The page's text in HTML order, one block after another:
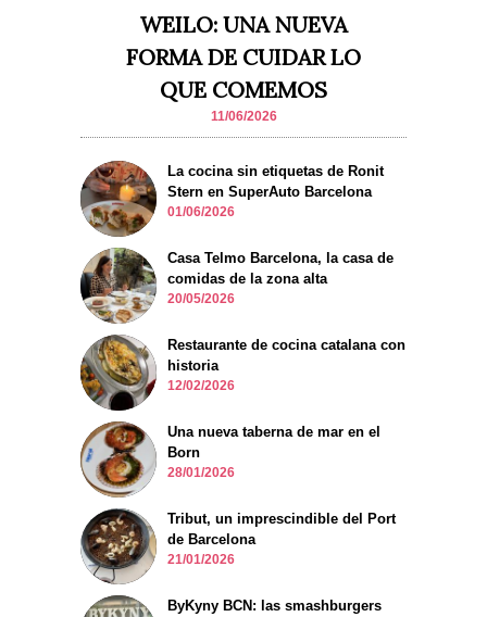
WEILO: UNA NUEVA
FORMA DE CUIDAR LO
QUE COMEMOS
11/06/2026
La cocina sin etiquetas de Ronit
Stern en SuperAuto Barcelona
01/06/2026
Casa Telmo Barcelona, la casa de
comidas de la zona alta
20/05/2026
Restaurante de cocina catalana con
historia
12/02/2026
Una nueva taberna de mar en el
Born
28/01/2026
Tribut, un imprescindible del Port
de Barcelona
21/01/2026
ByKyny BCN: las smashburgers
personalizados.